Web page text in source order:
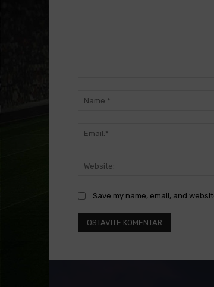
Save my name, email, and